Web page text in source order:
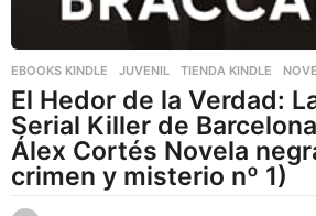
EBOOKS KINDLE ,JUVENIL ,TIENDA KINDLE
El Hedor de la Verdad:
Serial Killer de
Álex Cortés Novela
crimen y misterio nº 1)